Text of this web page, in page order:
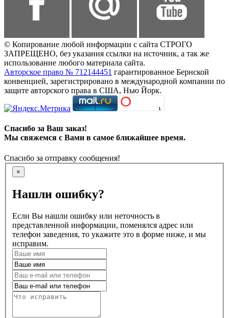
© Копирование любой информации с сайта СТРОГО
ЗАПРЕЩЕНО, без указания ссылки на источник, а так же
использование любого материала сайта.
Авторское право № 712144451 гарантированное Бернской
конвенцией, зарегистрировано в международной компании по
защите авторского права в США, Нью Йорк.
Спасибо за Ваш заказ!
Мы свяжемся с Вами в самое ближайшее время.
Спасибо за отправку сообщения!
×
Нашли ошибку?
Если Вы нашли ошибку или неточность в
представленной информации, поменялся адрес или
телефон заведения, то укажите это в форме ниже, и мы
исправим.